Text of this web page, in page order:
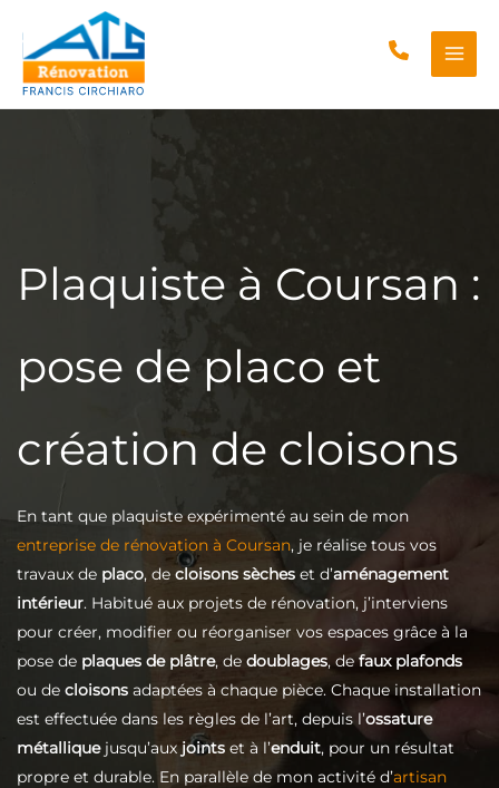
contenu
Plaquiste à Coursan :
pose de placo et
création de cloisons
En tant que plaquiste expérimenté au sein de mon
entreprise de rénovation à Coursan, je réalise tous vos
travaux de placo, de cloisons sèches et d’aménagement
intérieur. Habitué aux projets de rénovation, j’interviens
pour créer, modifier ou réorganiser vos espaces grâce à la
pose de plaques de plâtre, de doublages, defaux plafonds
ou de cloisons adaptées à chaque pièce. Chaque installation
est effectuée dans les règles de l’art, depuis l’ossature
métalliquejusqu’auxjoints et à l’enduit, pour un résultat
propre et durable. En parallèle de mon activité d’artisan